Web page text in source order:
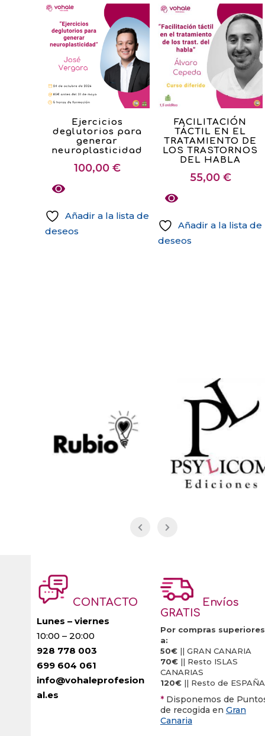
en
página
producto
735,00 €
producto
tiene
múltiples
variantes.
Las
opciones
se
elegir
de
en
la
página
producto
tiene
múltiples
variantes.
opciones
se
pueden
elegir
la
página
producto
Ejercicios
deglutorios para
generar
neuroplasticidad
100,00 €
Añadir a la lista de
deseos
FACILITACIÓN
TÁCTIL EN EL
TRATAMIENTO DE
LOS TRASTORNOS
DEL HABLA
55,00 €
Añadir a la lista de
deseos
CONTACTO
Lunes – viernes
10:00 – 20:00
928 778 003
699 604 061
info@vohaleprofesion
al.es
Envíos
GRATIS
Por compras superiores
a:
50€|| GRAN CANARIA
70€|| Resto ISLAS
CANARIAS
120€|| Resto de ESPAÑA
* Disponemos de
de recogida en Gran
Canaria